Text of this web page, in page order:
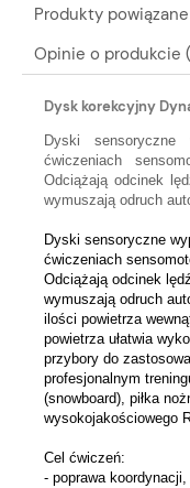
Produkty powiązane
Opinie o produkcie
Dysk korekcyjny
Dyski sensoryczne
ćwiczeniach
Odciążają odcinek
wymuszają odruch
Dyski sensoryczne
ćwiczeniach
Odciążają odcinek
wymuszają odruch
ilości powietrza
powietrza ułatwia
przybory do
profesjonalnym
(snowboard), piłka
wysokojakościowego
Cel ćwiczeń:
- poprawa koordynacji,